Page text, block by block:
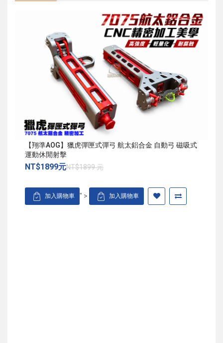
【翔準AOG】獵虎彈匣式彈弓 航太鋁合金 自動弓 磁吸式
運動休閒射擊
NT$1899元NT$1899 元
加入購物車 " > 加入購物車